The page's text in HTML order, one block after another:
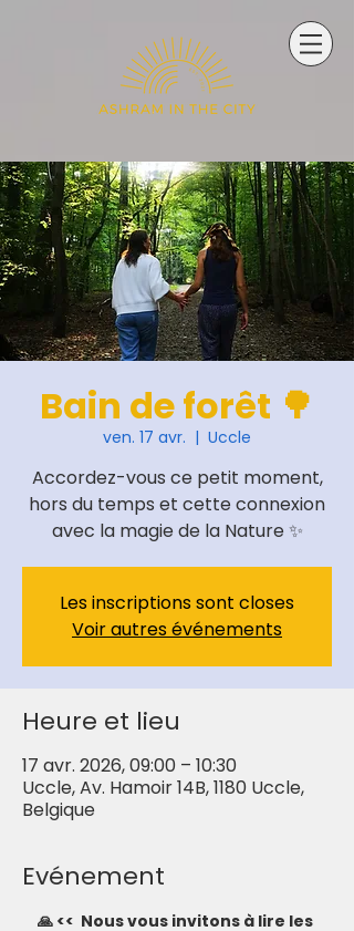
Bain de forêt 🌳
ven. 17 avr.
  |
Uccle
Accordez-vous ce petit moment,
hors du temps et cette connexion
Les inscriptions sont closes
Voir autres événements
Heure et lieu
17 avr. 2026, 09:00 – 10:30
Uccle, Av. Hamoir 14B, 1180 Uccle,
Belgique
Evénement
🙏 <<  Nous vous invitons à lire les